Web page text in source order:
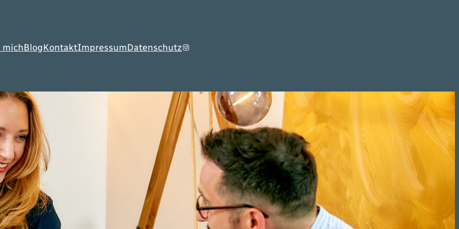
michBlogKontaktImpressumDatenschutzInstagram